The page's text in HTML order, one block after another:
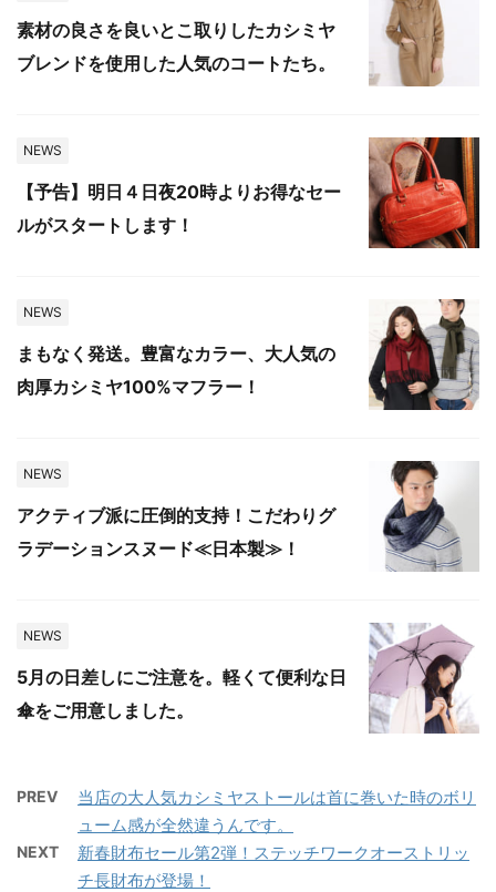
素材の良さを良いとこ取りしたカシミヤ
ブレンドを使用した人気のコートたち。
NEWS
【予告】明日４日夜20時よりお得なセー
ルがスタートします！
NEWS
まもなく発送。豊富なカラー、大人気の
肉厚カシミヤ100%マフラー！
NEWS
アクティブ派に圧倒的支持！こだわりグ
ラデーションスヌード≪日本製≫！
NEWS
5月の日差しにご注意を。軽くて便利な日
傘をご用意しました。
PREV
当店の大人気カシミヤストールは首に巻いた時のボリ
ューム感が全然違うんです。
NEXT
新春財布セール第2弾！ステッチワークオーストリッ
チ長財布が登場！